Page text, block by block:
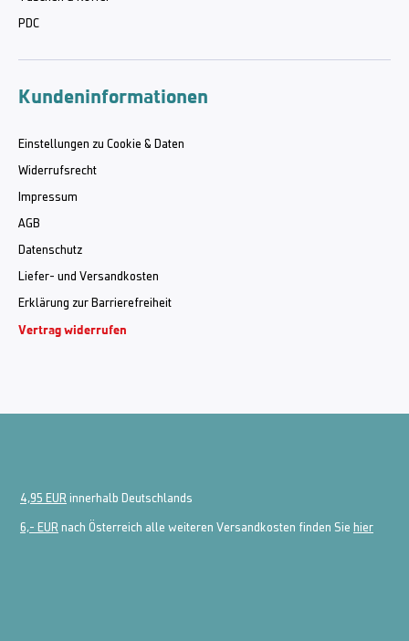
PDC
Kundeninformationen
Einstellungen zu Cookie & Daten
Widerrufsrecht
Impressum
AGB
Datenschutz
Liefer- und Versandkosten
Erklärung zur Barrierefreiheit
Vertrag widerrufen
4,95 EUR innerhalb Deutschlands
6,- EUR nach Österreich alle weiteren Versandkosten finden Sie hier